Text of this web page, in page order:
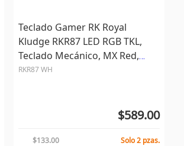
Teclado Gamer RK Royal
Kludge RKR87 LED RGB TKL,
Teclado Mecánico, MX Red,
Alámbrico, USB, Blanco,
RKR87 WH
$589.00
$133.00 Solo 2 pzas.